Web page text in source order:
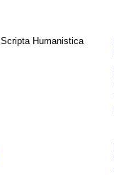
Scripta Humanistica